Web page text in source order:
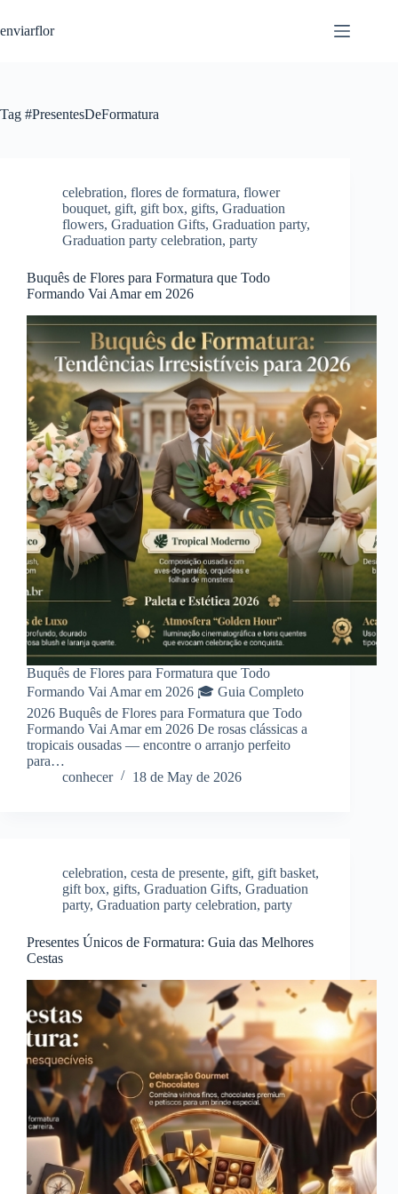
k
c
enviarflor
Tag #PresentesDeFormatura
celebration, flores de formatura, flower
bouquet, gift, gift box, gifts, Graduation
flowers, Graduation Gifts, Graduation party,
Graduation party celebration, party
Buquês de Flores para Formatura que Todo
Formando Vai Amar em 2026
Buquês de Flores para Formatura que Todo
Formando Vai Amar em 2026 🎓 Guia Completo
2026 Buquês de Flores para Formatura que Todo
Formando Vai Amar em 2026 De rosas clássicas a
tropicais ousadas — encontre o arranjo perfeito
para…
conhecer
18 de May de 2026
celebration, cesta de presente, gift, gift basket,
gift box, gifts, Graduation Gifts, Graduation
party, Graduation party celebration, party
Presentes Únicos de Formatura: Guia das Melhores
Cestas